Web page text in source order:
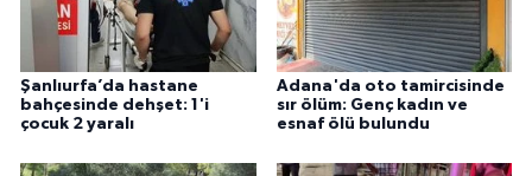
Şanlıurfa’da hastane
bahçesinde dehşet: 1'i
çocuk 2 yaralı
Adana'da oto tamircisinde
sır ölüm: Genç kadın ve
esnaf ölü bulundu